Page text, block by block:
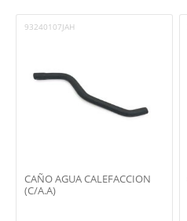
93240107JAH
CAÑO AGUA CALEFACCION
(C/A.A)